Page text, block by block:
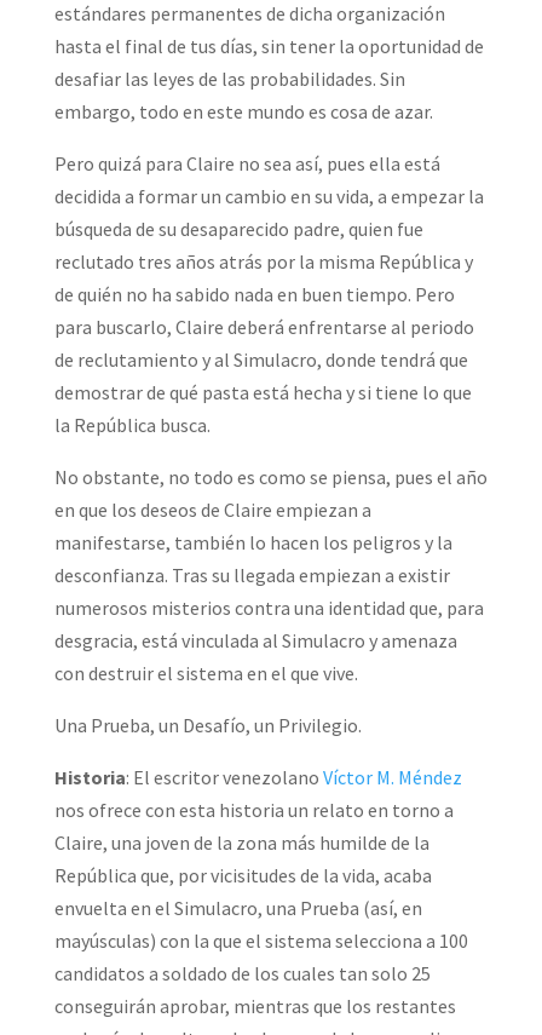
estándares permanentes de dicha organización
hasta el final de tus días, sin tener la oportunidad de
desafiar las leyes de las probabilidades. Sin
embargo, todo en este mundo es cosa de azar.
Pero quizá para Claire no sea así, pues ella está
decidida a formar un cambio en su vida, a empezar la
búsqueda de su desaparecido padre, quien fue
reclutado tres años atrás por la misma República y
de quién no ha sabido nada en buen tiempo. Pero
para buscarlo, Claire deberá enfrentarse al periodo
de reclutamiento y al Simulacro, donde tendrá que
demostrar de qué pasta está hecha y si tiene lo que
la República busca.
No obstante, no todo es como se piensa, pues el año
en que los deseos de Claire empiezan a
manifestarse, también lo hacen los peligros y la
desconfianza. Tras su llegada empiezan a existir
numerosos misterios contra una identidad que, para
desgracia, está vinculada al Simulacro y amenaza
con destruir el sistema en el que vive.
Una Prueba, un Desafío, un Privilegio.
Historia: El escritor venezolano Víctor M. Méndez
nos ofrece con esta historia un relato en torno a
Claire, una joven de la zona más humilde de la
República que, por vicisitudes de la vida, acaba
envuelta en el Simulacro, una Prueba (así, en
mayúsculas) con la que el sistema selecciona a 100
candidatos a soldado de los cuales tan solo 25
conseguirán aprobar, mientras que los restantes